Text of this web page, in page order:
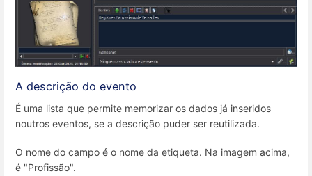
A descrição do evento
É uma lista que permite memorizar os dados já inseridos
noutros eventos, se a descrição puder ser reutilizada.
O nome do campo é o nome da etiqueta. Na imagem acima,
é "Profissão".